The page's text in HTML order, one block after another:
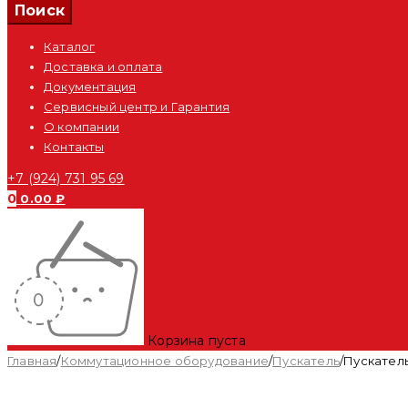
Каталог
Доставка и оплата
Документация
Сервисный центр и Гарантия
О компании
Контакты
+7 (924) 731 95 69
0 0.00₽
Корзина пуста
Главная/Коммутационное оборудование/Пускатель/